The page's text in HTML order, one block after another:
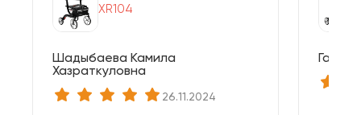
XR104
Шадыбаева Камила
Хазраткуловна
26.11.2024